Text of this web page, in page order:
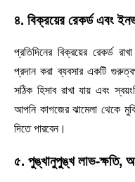
৪. বিক্রয়ের রেকর্ড এবং
প্রতিদিনের বিক্রয়ের রেকর্ড
প্রদান করা ব্যবসার একটি
সঠিক হিসাব রাখা যায় এবং
আপনি কাগজের ঝামেলা থেকে
দিতে পারবেন।
৫. পুঙ্খানুপুঙ্খ লাভ-ক্ষতি,